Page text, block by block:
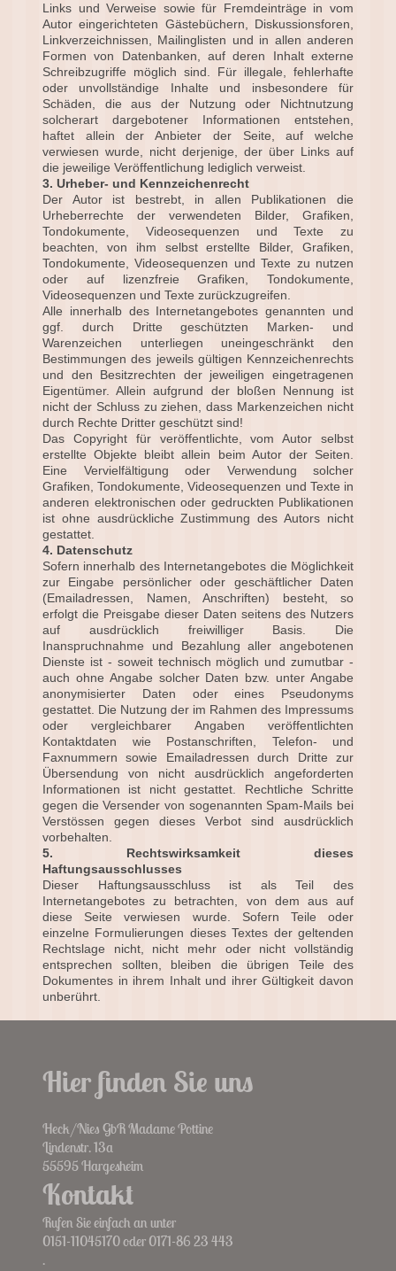
Links und Verweise sowie für Fremdeinträge in vom
Autor eingerichteten Gästebüchern, Diskussionsforen,
Linkverzeichnissen, Mailinglisten und in allen anderen
Formen von Datenbanken, auf deren Inhalt externe
Schreibzugriffe möglich sind. Für illegale, fehlerhafte
oder unvollständige Inhalte und insbesondere für
Schäden, die aus der Nutzung oder Nichtnutzung
solcherart dargebotener Informationen entstehen,
haftet allein der Anbieter der Seite, auf welche
verwiesen wurde, nicht derjenige, der über Links auf
die jeweilige Veröffentlichung lediglich verweist.
3. Urheber- und Kennzeichenrecht
Der Autor ist bestrebt, in allen Publikationen die
Urheberrechte der verwendeten Bilder, Grafiken,
Tondokumente, Videosequenzen und Texte zu
beachten, von ihm selbst erstellte Bilder, Grafiken,
Tondokumente, Videosequenzen und Texte zu nutzen
oder auf lizenzfreie Grafiken, Tondokumente,
Videosequenzen und Texte zurückzugreifen.
Alle innerhalb des Internetangebotes genannten und
ggf. durch Dritte geschützten Marken- und
Warenzeichen unterliegen uneingeschränkt den
Bestimmungen des jeweils gültigen Kennzeichenrechts
und den Besitzrechten der jeweiligen eingetragenen
Eigentümer. Allein aufgrund der bloßen Nennung ist
nicht der Schluss zu ziehen, dass Markenzeichen nicht
durch Rechte Dritter geschützt sind!
Das Copyright für veröffentlichte, vom Autor selbst
erstellte Objekte bleibt allein beim Autor der Seiten.
Eine Vervielfältigung oder Verwendung solcher
Grafiken, Tondokumente, Videosequenzen und Texte in
anderen elektronischen oder gedruckten Publikationen
ist ohne ausdrückliche Zustimmung des Autors nicht
gestattet.
4. Datenschutz
Sofern innerhalb des Internetangebotes die Möglichkeit
zur Eingabe persönlicher oder geschäftlicher Daten
(Emailadressen, Namen, Anschriften) besteht, so
erfolgt die Preisgabe dieser Daten seitens des Nutzers
auf ausdrücklich freiwilliger Basis. Die
Inanspruchnahme und Bezahlung aller angebotenen
Dienste ist - soweit technisch möglich und zumutbar -
auch ohne Angabe solcher Daten bzw. unter Angabe
anonymisierter Daten oder eines Pseudonyms
gestattet. Die Nutzung der im Rahmen des Impressums
oder vergleichbarer Angaben veröffentlichten
Kontaktdaten wie Postanschriften, Telefon- und
Faxnummern sowie Emailadressen durch Dritte zur
Übersendung von nicht ausdrücklich angeforderten
Informationen ist nicht gestattet. Rechtliche Schritte
gegen die Versender von sogenannten Spam-Mails bei
Verstössen gegen dieses Verbot sind ausdrücklich
vorbehalten.
5. Rechtswirksamkeit dieses
Haftungsausschlusses
Dieser Haftungsausschluss ist als Teil des
Internetangebotes zu betrachten, von dem aus auf
diese Seite verwiesen wurde. Sofern Teile oder
einzelne Formulierungen dieses Textes der geltenden
Rechtslage nicht, nicht mehr oder nicht vollständig
entsprechen sollten, bleiben die übrigen Teile des
Dokumentes in ihrem Inhalt und ihrer Gültigkeit davon
unberührt.
Hier finden Sie uns
Heck/Nies GbR Madame Pottine
Lindenstr.13a
55595Hargesheim
Kontakt
Rufen Sie einfach an unter
0151-11045170 oder 0171-86 23 443
.